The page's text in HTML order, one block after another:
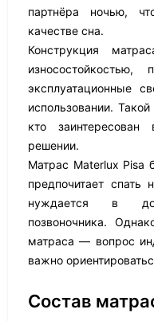
партнёра ночью,
качестве сна.
Конструкция
износостойкостью,
эксплуатационные
использовании.
кто
решении.
Матрас Materlux Pisa
предпочитает
нуждается в
позвоночника.
матраса — вопрос
важно
Состав